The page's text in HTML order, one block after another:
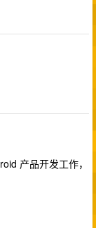
产品开发工作，